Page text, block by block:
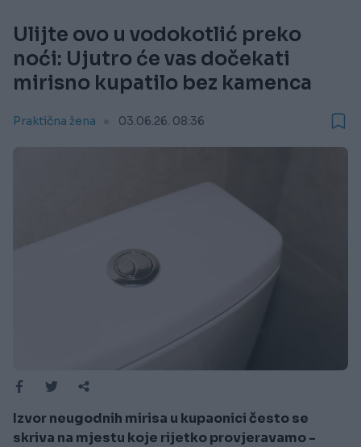
Ulijte ovo u vodokotlić preko
noći: Ujutro će vas dočekati
mirisno kupatilo bez kamenca
Praktična žena 03.06.26. 08:36
Izvor neugodnih mirisa u kupaonici često se
skriva na mjestu koje rijetko provjeravamo -